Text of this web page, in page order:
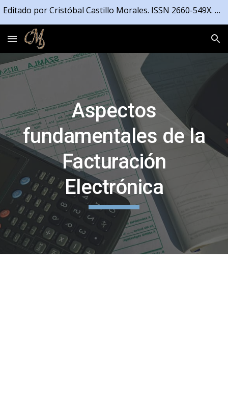
Editado por Cristóbal Castillo Morales. ISSN 2660-549X. Registrado en la Propiedad Intelectual de la Junta de Andalucía número 04/2021/4191
Aspectos
fundamentales de la
Facturación
Electrónica